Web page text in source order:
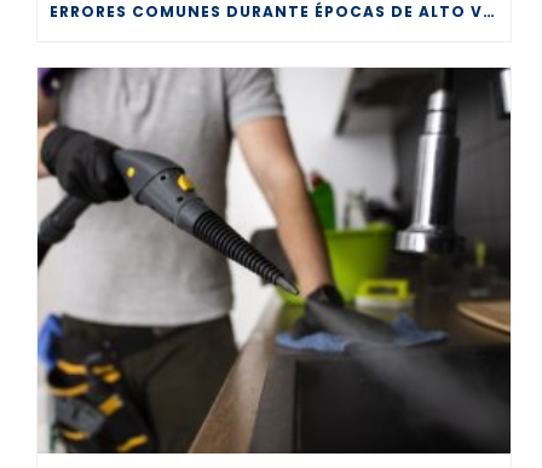
ERRORES COMUNES DURANTE ÉPOCAS DE ALTO VOLUMEN EN LA LIMPIEZA PROFESIONAL